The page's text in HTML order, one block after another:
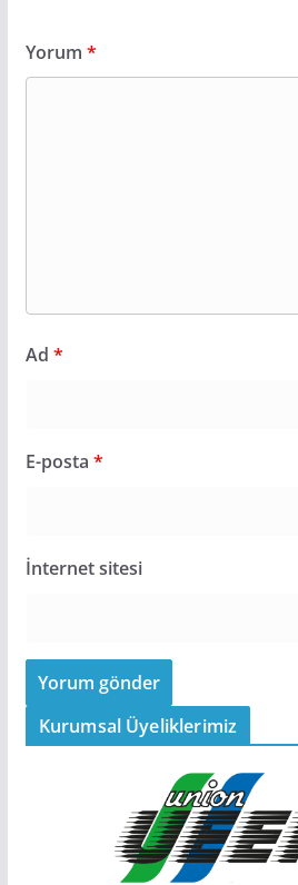
Yorum *
Ad *
E-posta *
İnternet sitesi
Kurumsal Üyeliklerimiz